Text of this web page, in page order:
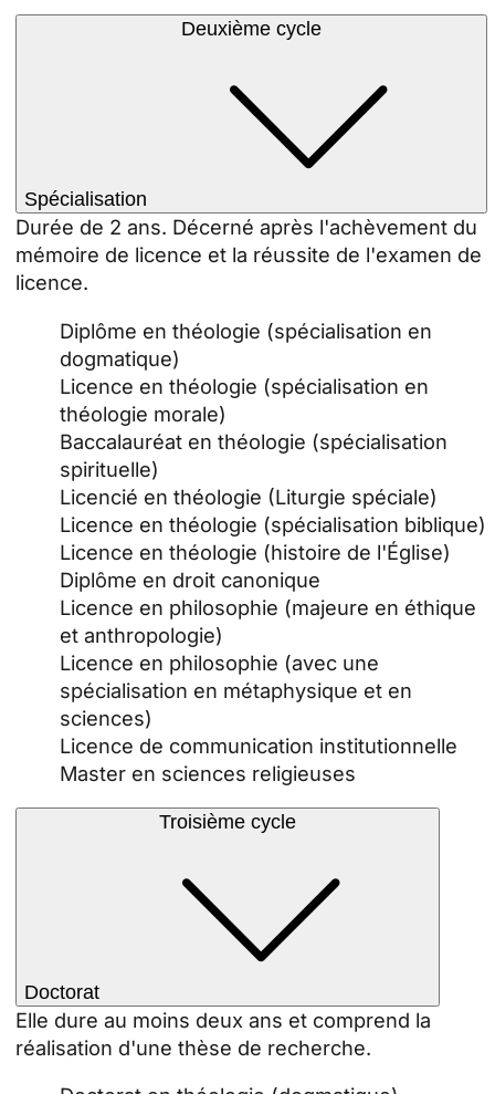
Deuxième cycle
Spécialisation
Durée de 2 ans. Décerné après l'achèvement du
mémoire de licence et la réussite de l'examen de
licence.
Diplôme en théologie (spécialisation en
dogmatique)
Licence en théologie (spécialisation en
théologie morale)
Baccalauréat en théologie (spécialisation
spirituelle)
Licencié en théologie (Liturgie spéciale)
Licence en théologie (spécialisation biblique)
Licence en théologie (histoire de l'Église)
Diplôme en droit canonique
Licence en philosophie (majeure en éthique
et anthropologie)
Licence en philosophie (avec une
spécialisation en métaphysique et en
sciences)
Licence de communication institutionnelle
Master en sciences religieuses
Troisième cycle
Doctorat
Elle dure au moins deux ans et comprend la
réalisation d'une thèse de recherche.